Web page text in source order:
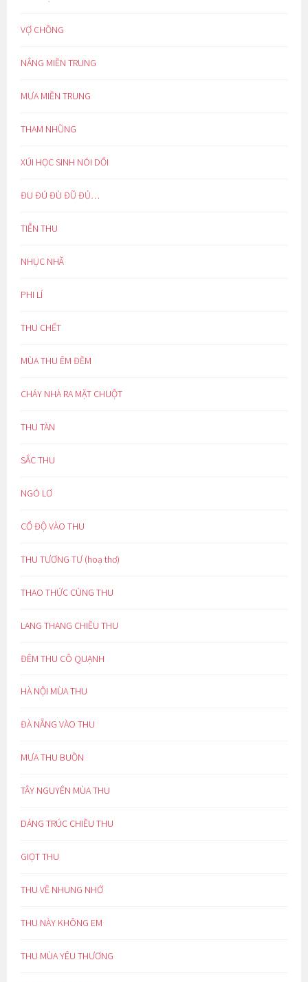
VỢ CHỒNG
NẮNG MIỀN TRUNG
MƯA MIỀN TRUNG
THAM NHŨNG
XÚI HỌC SINH NÓI DỐI
ĐU ĐÚ ĐÙ ĐŨ ĐỦ…
TIỄN THU
NHỤC NHÃ
PHI LÍ
THU CHẾT
MÙA THU ÊM ĐỀM
CHÁY NHÀ RA MẶT CHUỘT
THU TÀN
SẮC THU
NGÓ LƠ
CỔ ĐỘ VÀO THU
THU TƯƠNG TƯ (hoạ thơ)
THAO THỨC CÙNG THU
LANG THANG CHIỀU THU
ĐÊM THU CÔ QUẠNH
HÀ NỘI MÙA THU
ĐÀ NẴNG VÀO THU
MƯA THU BUỒN
TÂY NGUYÊN MÙA THU
DÁNG TRÚC CHIỀU THU
GIỌT THU
THU VỀ NHUNG NHỚ
THU NÀY KHÔNG EM
THU MÙA YÊU THƯƠNG